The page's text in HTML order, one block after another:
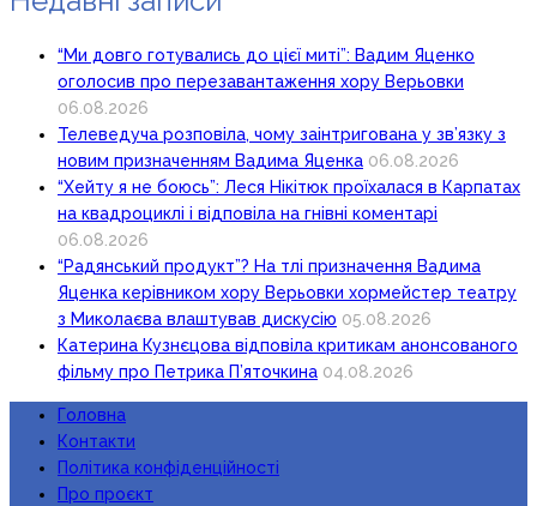
“Ми довго готувались до цієї миті”: Вадим Яценко
оголосив про перезавантаження хору Верьовки
06.08.2026
Телеведуча розповіла, чому заінтригована у зв’язку з
новим призначенням Вадима Яценка 06.08.2026
“Хейту я не боюсь”: Леся Нікітюк проїхалася в Карпатах
на квадроциклі і відповіла на гнівні коментарі
06.08.2026
“Радянський продукт”? На тлі призначення Вадима
Яценка керівником хору Верьовки хормейстер театру
з Миколаєва влаштував дискусію 05.08.2026
Катерина Кузнєцова відповіла критикам анонсованого
фільму про Петрика П’яточкина 04.08.2026
Головна
Контакти
Політика конфіденційності
Про проєкт